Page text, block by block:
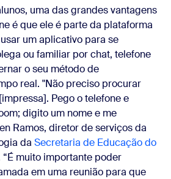
uma das grandes vantagens
é que ele é parte da plataforma
um aplicativo para se
ou familiar por chat, telefone
o seu método de
real. "Não preciso procurar
Pego o telefone e
digito um nome e me
Ramos, diretor de serviços da
da Secretaria de Educação do
“É muito importante poder
em uma reunião para que